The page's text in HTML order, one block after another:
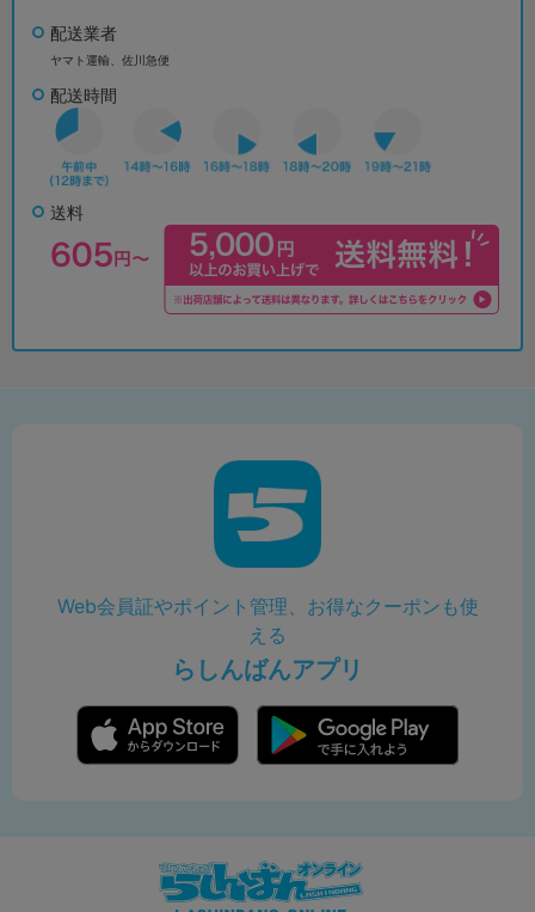
配送業者
ヤマト運輸、佐川急便
配送時間
送料
Web会員証やポイント管理、お得なクーポンも使
える
らしんばんアプリ